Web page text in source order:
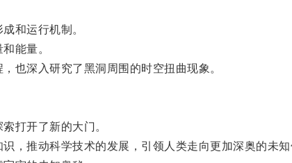
和运行机制。
能量。
深入研究了黑洞周围的时空扭曲现象。
打开了新的大门。
推动科学技术的发展，引领人类走向更加深奥的未